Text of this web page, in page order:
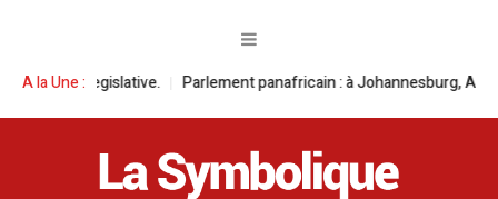
A la Une :panafricain : à Johannesburg, Aimé Boji Sangara multiplie les